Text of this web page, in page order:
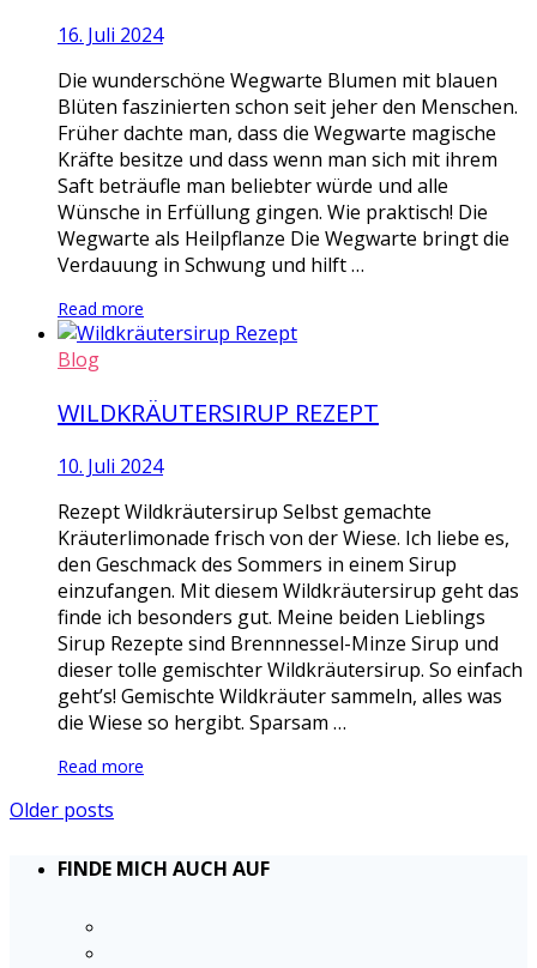
16. Juli 2024
Die wunderschöne Wegwarte Blumen mit blauen
Blüten faszinierten schon seit jeher den Menschen.
Früher dachte man, dass die Wegwarte magische
Kräfte besitze und dass wenn man sich mit ihrem
Saft beträufle man beliebter würde und alle
Wünsche in Erfüllung gingen. Wie praktisch! Die
Wegwarte als Heilpflanze Die Wegwarte bringt die
Verdauung in Schwung und hilft …
Read more
Blog
WILDKRÄUTERSIRUP REZEPT
10. Juli 2024
Rezept Wildkräutersirup Selbst gemachte
Kräuterlimonade frisch von der Wiese. Ich liebe es,
den Geschmack des Sommers in einem Sirup
einzufangen. Mit diesem Wildkräutersirup geht das
finde ich besonders gut. Meine beiden Lieblings
Sirup Rezepte sind Brennnessel-Minze Sirup und
dieser tolle gemischter Wildkräutersirup. So einfach
geht’s! Gemischte Wildkräuter sammeln, alles was
die Wiese so hergibt. Sparsam …
Read more
Older posts
FINDE MICH AUCH AUF